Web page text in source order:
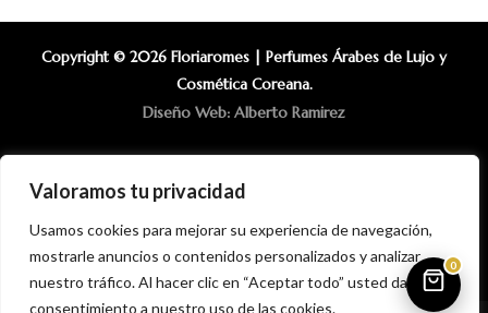
Valoramos tu privacidad
Usamos cookies para mejorar su experiencia de navegación,
mostrarle anuncios o contenidos personalizados y analizar
nuestro tráfico. Al hacer clic en “Aceptar todo” usted da su
consentimiento a nuestro uso de las cookies.
Copyright © 2026 Floriaromes | Perfumes Árabes de Lujo y
Cosmética Coreana.
Diseño Web: Alberto Ramirez
0